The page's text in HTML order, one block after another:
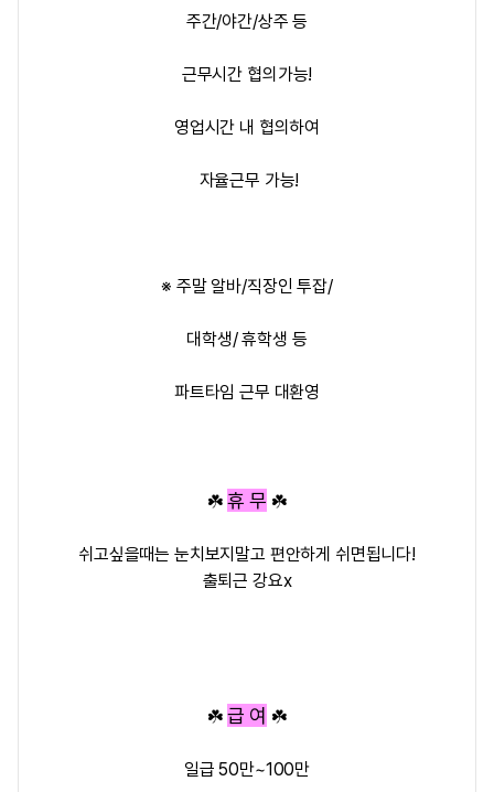
주간/야간/상주 등
근무시간 협의가능!
영업시간 내 협의하여
자율근무 가능!
※ 주말 알바/직장인 투잡/
대학생/ 휴학생 등
파트타임 근무 대환영
☘️ 휴 무 ☘️
쉬고싶을때는 눈치보지말고 편안하게 쉬면됩니다!
출퇴근 강요x
☘️ 급 여 ☘️
일급 50만~100만